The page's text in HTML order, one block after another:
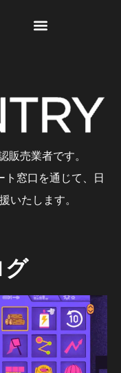
販売業者です。
ト窓口を通じて、日
いたします。
グ